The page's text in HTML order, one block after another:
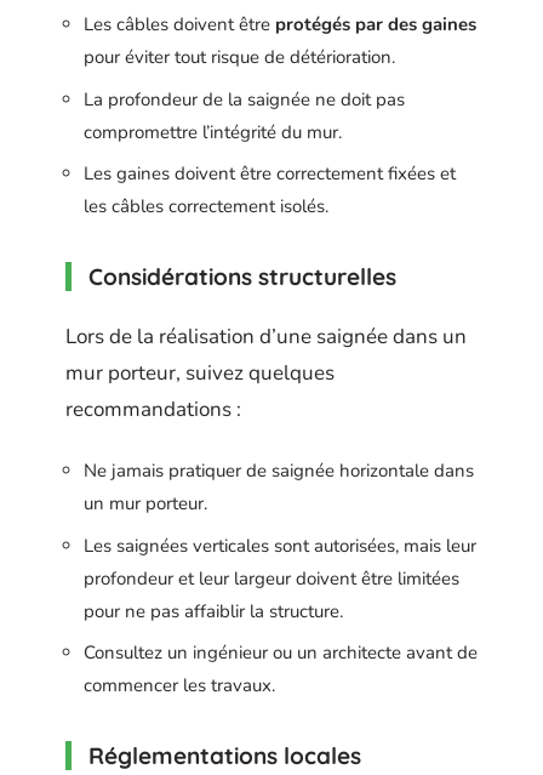
Les câbles doivent être protégés par des gaines
pour éviter tout risque de détérioration.
La profondeur de la saignée ne doit pas
compromettre l’intégrité du mur.
Les gaines doivent être correctement fixées et
les câbles correctement isolés.
Considérations structurelles
Lors de la réalisation d’une saignée dans un
mur porteur, suivez quelques
recommandations :
Ne jamais pratiquer de saignée horizontale dans
un mur porteur.
Les saignées verticales sont autorisées, mais leur
profondeur et leur largeur doivent être limitées
pour ne pas affaiblir la structure.
Consultez un ingénieur ou un architecte avant de
commencer les travaux.
Réglementations locales